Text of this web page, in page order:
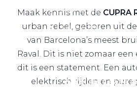
Lease acties
Lease a Bike
Zakelijke Lease
Maak kennis met de CUPRA
urban rebel, geboren uit
van Barcelona’s meest
Raval. Dit is niet zomaar
dit is een statement. Een
elektrisch rijden en pure